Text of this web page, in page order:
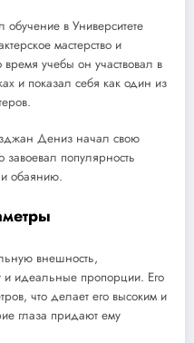
в Университете
мастерство и
учебы он участвовал в
и показал себя как один из
Дениз начал свою
завоевал популярность
и обаянию.
внешность,
идеальные пропорции. Его
что делает его высоким и
глаза придают ему